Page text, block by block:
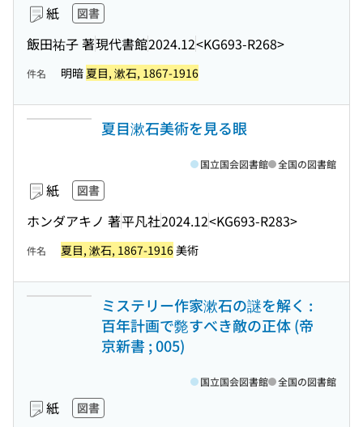
紙 図書
飯田祐子 著現代書館2024.12<KG693-R268>
件名 明暗 夏目, 漱石, 1867-1916
夏目漱石美術を見る眼
紙 図書
ホンダアキノ 著平凡社2024.12<KG693-R283>
国立国会図書館 全国の図書館
件名 夏目, 漱石, 1867-1916美術
ミステリー作家漱石の謎を解く :
百年計画で斃すべき敵の正体 (帝
京新書 ; 005)
紙 図書
国立国会図書館 全国の図書館